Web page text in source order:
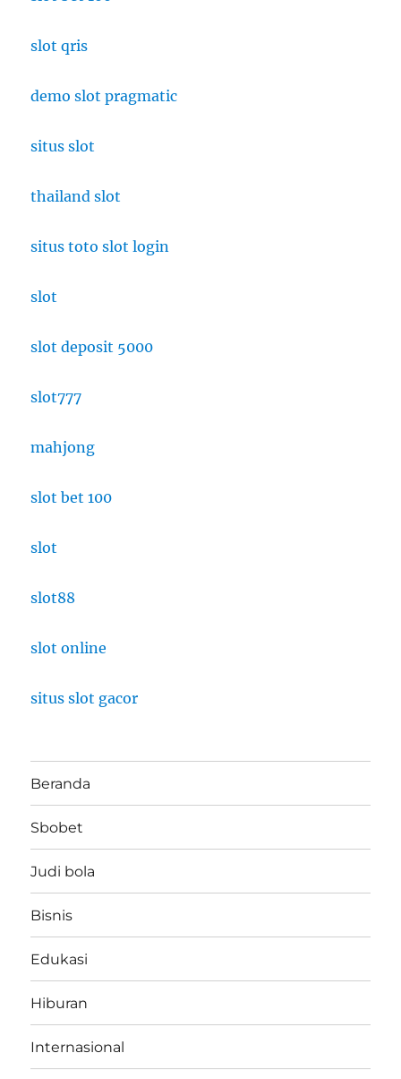
slot qris
demo slot pragmatic
situs slot
thailand slot
situs toto slot login
slot
slot deposit 5000
slot777
mahjong
slot bet 100
slot
slot88
slot online
situs slot gacor
Beranda
Sbobet
Judi bola
Bisnis
Edukasi
Hiburan
Internasional